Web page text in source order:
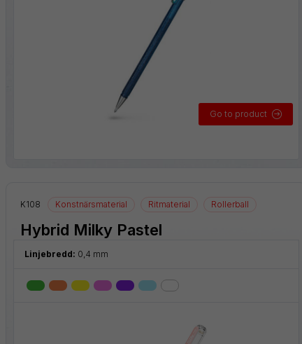
Go to product
K108 Konstnärsmaterial Ritmaterial Rollerball
Hybrid Milky Pastel
Linjebredd: 0,4 mm